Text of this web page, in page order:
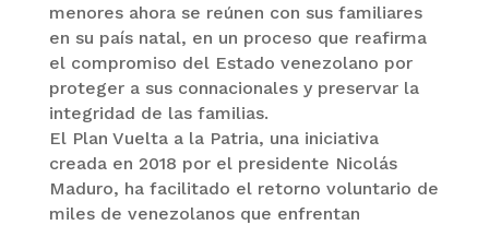
menores ahora se reúnen con sus familiares
en su país natal, en un proceso que reafirma
el compromiso del Estado venezolano por
proteger a sus connacionales y preservar la
integridad de las familias.
El Plan Vuelta a la Patria, una iniciativa
creada en 2018 por el presidente Nicolás
Maduro, ha facilitado el retorno voluntario de
miles de venezolanos que enfrentan